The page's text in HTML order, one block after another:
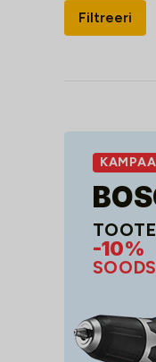
Minimaalne
hind
Maksimaalne
hind
Filtreeri
-10%